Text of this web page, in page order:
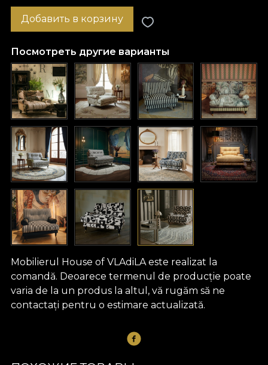
Добавить в корзину
Посмотреть другие варианты
Mobilierul House of VLAdiLA este realizat la
comandă. Deoarece termenul de producție poate
varia de la un produs la altul, vă rugăm să ne
contactați pentru o estimare actualizată.